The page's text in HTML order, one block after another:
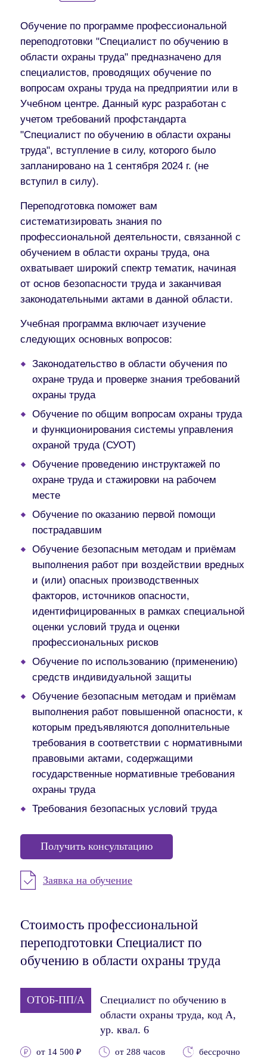
Обучение по программе профессиональной
переподготовки "Специалист по обучению в
области охраны труда" предназначено для
специалистов, проводящих обучение по
вопросам охраны труда на предприятии или в
Учебном центре. Данный курс разработан с
учетом требований профстандарта
"Специалист по обучению в области охраны
труда", вступление в силу, которого было
запланировано на 1 сентября 2024 г. (не
вступил в силу).
Переподготовка поможет вам
систематизировать знания по
профессиональной деятельности, связанной с
обучением в области охраны труда, она
охватывает широкий спектр тематик, начиная
от основ безопасности труда и заканчивая
законодательными актами в данной области.
Учебная программа включает изучение
следующих основных вопросов:
Законодательство в области обучения по
охране труда и проверке знания требований
охраны труда
Обучение по общим вопросам охраны труда
и функционирования системы управления
охраной труда (СУОТ)
Обучение проведению инструктажей по
охране труда и стажировки на рабочем
месте
Обучение по оказанию первой помощи
пострадавшим
Обучение безопасным методам и приёмам
выполнения работ при воздействии вредных
и (или) опасных производственных
факторов, источников опасности,
идентифицированных в рамках специальной
оценки условий труда и оценки
профессиональных рисков
Обучение по использованию (применению)
средств индивидуальной защиты
Обучение безопасным методам и приёмам
выполнения работ повышенной опасности, к
которым предъявляются дополнительные
требования в соответствии с нормативными
правовыми актами, содержащими
государственные нормативные требования
охраны труда
Требования безопасных условий труда
Получить консультацию
Заявка на обучение
Стоимость профессиональной
переподготовки Специалист по
обучению в области охраны труда
ОТОБ-ПП/А
Специалист по обучению в
области охраны труда, код A,
ур. квал. 6
от 14 500 ₽ от 288 часов бессрочно